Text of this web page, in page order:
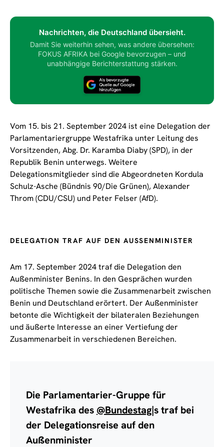
Nachrichten, die Deutschland übersieht.
Damit Sie weiterhin sehen, was andere übersehen:
FOKUS AFRIKA bei Google bevorzugen – und
unabhängige Berichterstattung stärken.
Vom 15. bis 21. September 2024 ist eine Delegation der
Parlamentariergruppe Westafrika unter Leitung des
Vorsitzenden, Abg. Dr. Karamba Diaby (SPD), in der
Republik Benin unterwegs. Weitere
Delegationsmitglieder sind die Abgeordneten Kordula
Schulz-Asche (Bündnis 90/Die Grünen), Alexander
Throm (CDU/CSU) und Peter Felser (AfD).
DELEGATION TRAF AUF DEN AUSSENMINISTER
Am 17. September 2024 traf die Delegation den
Außenminister Benins. In den Gesprächen wurden
politische Themen sowie die Zusammenarbeit zwischen
Benin und Deutschland erörtert. Der Außenminister
betonte die Wichtigkeit der bilateralen Beziehungen
und äußerte Interesse an einer Vertiefung der
Zusammenarbeit in verschiedenen Bereichen.
Die Parlamentarier-Gruppe für
Westafrika des @Bundestag|s traf bei
der Delegationsreise auf den
Außenminister